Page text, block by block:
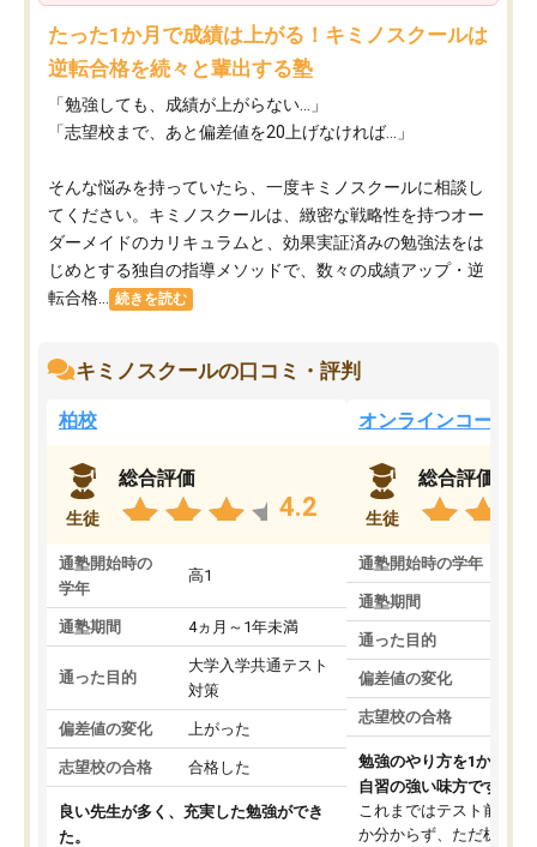
たった1か月で成績は上がる！キミノスクールは
逆転合格を続々と輩出する塾
「勉強しても、成績が上がらない…」
「志望校まで、あと偏差値を20上げなければ…」
そんな悩みを持っていたら、一度キミノスクールに相談し
てください。キミノスクールは、緻密な戦略性を持つオー
ダーメイドのカリキュラムと、効果実証済みの勉強法をは
じめとする独自の指導メソッドで、数々の成績アップ・逆
転合格...
続きを読む
キミノスクールの口コミ・評判
柏校
生徒
総合評価
4.2
通塾開始時の
学年
高1
通塾期間 4ヵ月～1年未満
通った目的
大学入学共通テスト
対策
偏差値の変化 上がった
志望校の合格 合格した
良い先生が多く、充実した勉強ができ
た。
オンラインコース
生徒
総合評価
通塾開始時の学年
通塾期間
通った目的
偏差値の変化
志望校の合格
勉強のやり方を1から教
自習の強い味方です。
これまではテスト前に何
か分からず、ただ机に座